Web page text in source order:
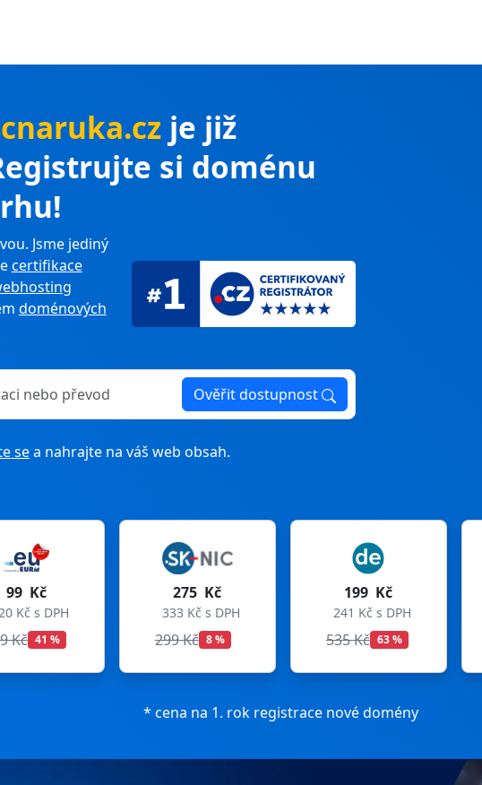
je již
si doménu
Jsme jediný
certifikace
doménových
převodu Ověřit dostupnost
sea nahrajte na váš web obsah.
275 Kč
Kč s DPH
Kč 8 %
199 Kč
241 Kč s DPH
535 Kč 63 %
199 Kč
241 Kč s DPH
699 Kč 72 %
* cena na 1. rok registrace nové domény